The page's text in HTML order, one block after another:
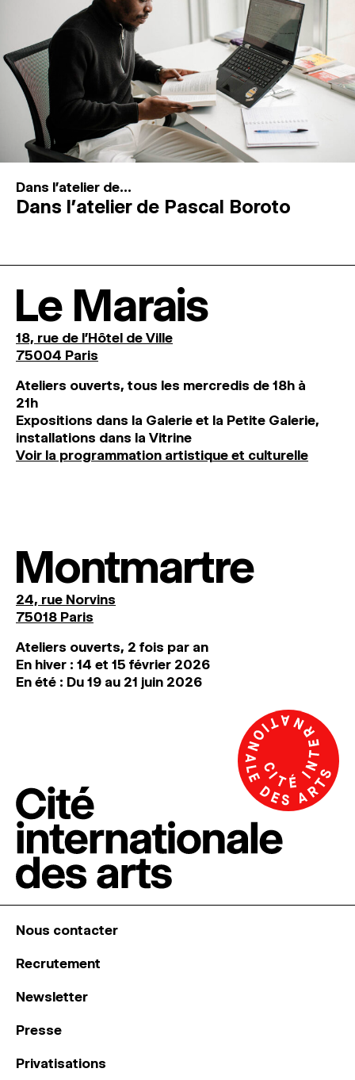
Dans l'atelier de...
Dans l’atelier de Pascal Boroto
Le Marais
18, rue de l'Hôtel de Ville
75004 Paris
Ateliers ouverts, tous les mercredis de 18h à
21h
Expositions dans la Galerie et la Petite Galerie,
installations dans la Vitrine
Voir la programmation artistique et culturelle
Montmartre
24, rue Norvins
75018 Paris
Ateliers ouverts, 2 fois par an
En hiver : 14 et 15 février 2026
En été : Du 19 au 21 juin 2026
Nous contacter
Recrutement
Newsletter
Presse
Privatisations